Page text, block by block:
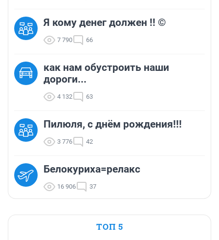
Я кому денег должен !! ©
7 790 66
как нам обустроить наши
дороги...
4 132 63
Пилюля, с днём рождения!!!
3 776 42
Белокуриха=релакс
16 906 37
ТОП 5